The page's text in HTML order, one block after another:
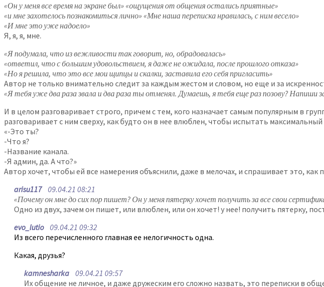
«Он у меня все время на экране был» «ощущения от общения остались приятные»
«и мне захотелось познакомиться лично» «Мне наша переписка нравилась, с ним весело»
«И мне это уже надоело»
Я, я, я, мне.
«Я подумала, что из вежливости так говорит, но, обрадовалась»
«ответил, что с большим удовольствием, я даже не ожидала, после прошлого отказа»
«Но я решила, что это все мои щипцы и скалки, заставила его себя пригласить»
Автор не только внимательно следит за каждым жестом и словом, но еще и за
«Я тебя уже два раза звала и два раза ты отменял. Думаешь, я тебя еще раз позову? Напиши
И в целом разговаривает строго, причем с тем, кого назначает самым популярным в
разговаривает с ним сверху, как будто он в нее влюблен, чтобы испытать
«-Это ты?
-Что я?
-Название канала.
-Я админ, да. А что?»
Автор хочет, чтобы ей все намерения объяснили, даже в мелочах, и спрашивает это, как
arisu11709.04.21 08:21
«Почему он мне до сих пор пишет? Он у меня пятерку хочет получить за все свои
Одно из двух, зачем он пишет, или влюблен, или он хочет! у нее! получить пятерку,
evo_lutio09.04.21 09:32
Из всего перечисленного главная ее нелогичность одна.
Какая, друзья?
kamnesharka 09.04.21 09:57
Их общение не личное, и даже дружеским его сложно назвать, это переписки в